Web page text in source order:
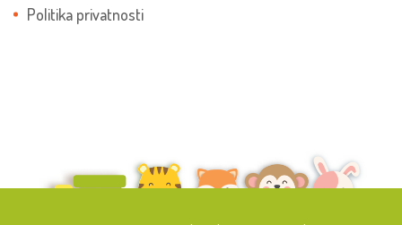
Politika privatnosti